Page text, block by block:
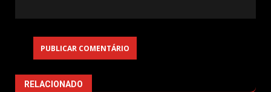
RELACIONADO